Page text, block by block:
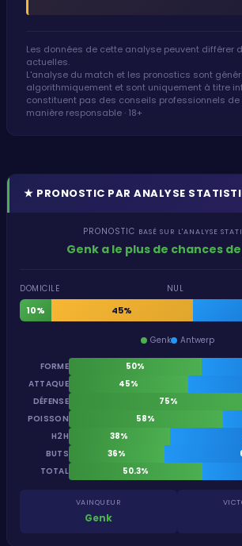
Les données de cette analyse peuvent différer
actuelles.
L'analyse du match et les pronostics sont
algorithmiquement et sont uniquement à titre
constituent pas des conseils professionnels de
manière responsable · 18+
★ PRONOSTIC PAR ANALYSE
PRONOSTIC BASÉ SUR L'ANALYSE
Genk a le plus de chances
DOMICILE NUL
10% 45%
Genk Antwerp
FORME 50%
ATTAQUE
45%
DÉFENSE
75%
POISSON
58%
H2H
38%
BUTS
36%
TOTAL
50.3%
VAINQUEUR
Genk